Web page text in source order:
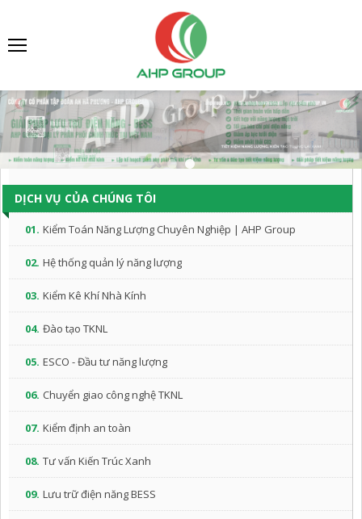
DỊCH VỤ CỦA CHÚNG TÔI
01. Kiểm Toán Năng Lượng Chuyên Nghiệp | AHP Group
02. Hệ thống quản lý năng lượng
03. Kiểm Kê Khí Nhà Kính
04. Đào tạo TKNL
05. ESCO - Đầu tư năng lượng
06. Chuyển giao công nghệ TKNL
07. Kiểm định an toàn
08. Tư vấn Kiến Trúc Xanh
09. Lưu trữ điện năng BESS